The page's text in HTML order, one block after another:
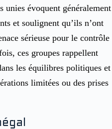
unies évoquent généralement
et soulignent qu’ils n’ont
sérieuse pour le contrôle
ces groupes rappellent
les équilibres politiques et
limitées ou des prises